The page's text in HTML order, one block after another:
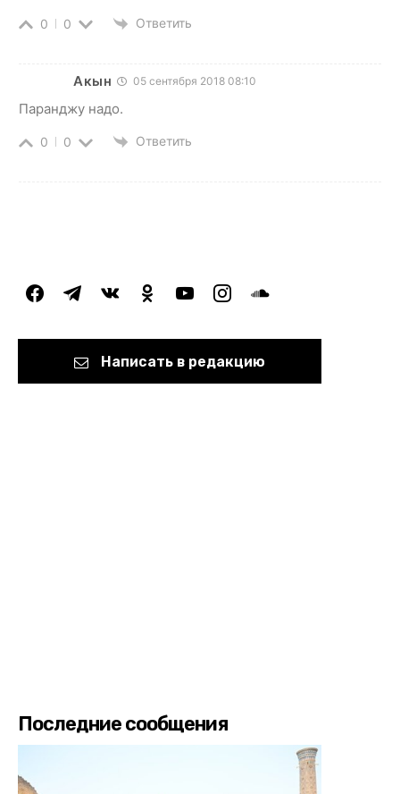
0 0 Ответить
Акын 05 сентября 2018 08:10
Паранджу надо.
0 0 Ответить
facebooktelegramvkontakteodnoklassniki
youtubeinstagramsoundcloud
Написать в редакцию
Последние сообщения